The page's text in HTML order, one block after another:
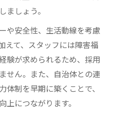
ましょう。
や安全性、生活動線を考慮
えて、スタッフには障害福
験が求められるため、採用
せん。また、自治体との連
制を早期に築くことで、
につながります。